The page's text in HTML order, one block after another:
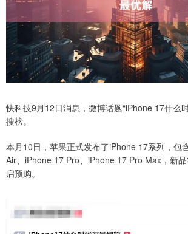
快科技9月12日消息，微博话题“iPhone 17什么
搜榜。
本月10日，苹果正式发布了iPhone 17系列，包
Air、iPhone 17 Pro、iPhone 17 Pro Max，新
启预购。